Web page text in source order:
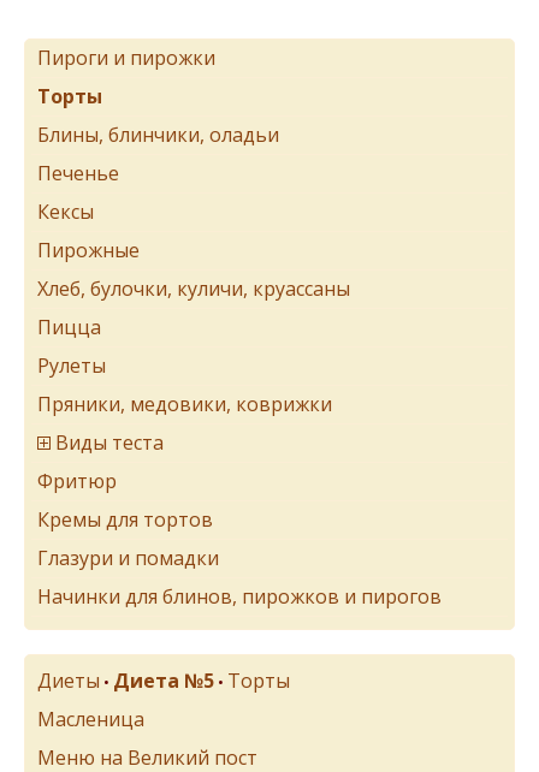
Пироги и пирожки
Торты
Блины, блинчики, оладьи
Печенье
Кексы
Пирожные
Хлеб, булочки, куличи, круассаны
Пицца
Рулеты
Пряники, медовики, коврижки
Виды теста
Фритюр
Кремы для тортов
Глазури и помадки
Начинки для блинов, пирожков и пирогов
Диеты • Диета №5 • Торты
Масленица
Меню на Великий пост